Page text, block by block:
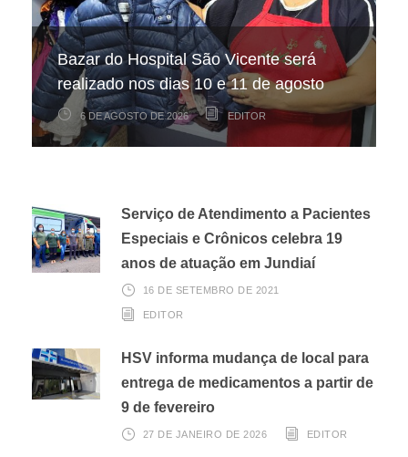
Bazar do Hospital São Vicente será
realizado nos dias 10 e 11 de agosto
6 DE AGOSTO DE 2026 EDITOR
Hospital São Vicente participa de
mapeamento nacional sobre câncer
infantojuvenil
6 DE AGOSTO DE 2026 EDITOR
Hospital São Vicente expande
arrecadação de cupons fiscais pela
Nota Fiscal Paulista
3 DE AGOSTO DE 2026 EDITOR
Serviço de Atendimento a Pacientes
Especiais e Crônicos celebra 19
anos de atuação em Jundiaí
16 DE SETEMBRO DE 2021
EDITOR
HSV informa mudança de local para
entrega de medicamentos a partir de
9 de fevereiro
27 DE JANEIRO DE 2026 EDITOR